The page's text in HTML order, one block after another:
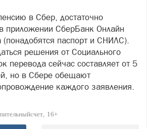
в Сбер, достаточно
приложении СберБанк Онлайн
паспорт и СНИЛС).
решения от Социального
перевода сейчас составляет от 5
но в Сбере обещают
каждого заявления.
16+